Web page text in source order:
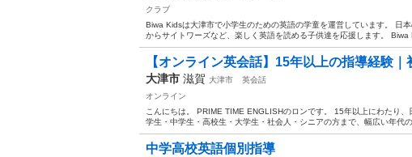
クラブ
Biwa Kidsは大津市で小学生のための英語の学童を運営しています。 日
からサイトワーズなど、楽しく英語を読める子供達を応援します。 Biwa
【オンライン英会話】15年以上の指導経験
大津市 滋賀 大津市
英会話
オンライン
こんにちは。 PRIME TIME ENGLISHのロンです。 15年以上にわたり
学生・中学生・高校生・大学生・社会人・シニアの方まで、幅広い年代
中学高校英語個別指導